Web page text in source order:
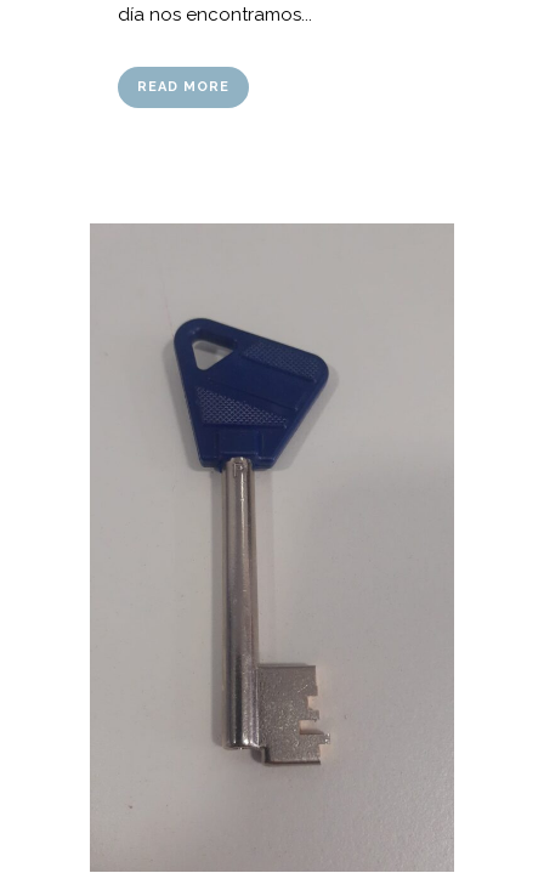
día nos encontramos...
READ MORE